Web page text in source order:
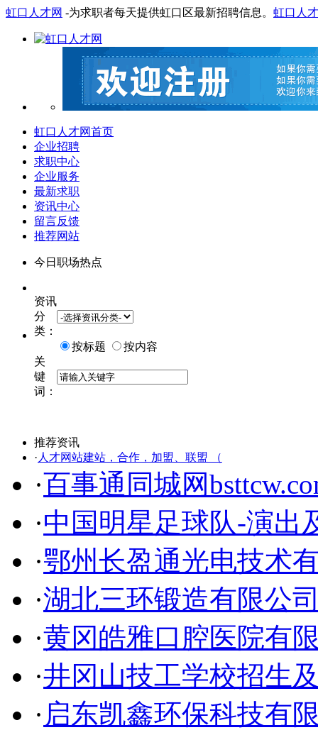
虹口人才网 -为求职者每天提供虹口区最新招聘信息。 虹口人
虹口人才网首页
企业招聘
求职中心
企业服务
最新求职
资讯中心
留言反馈
推荐网站
今日职场热点
资讯
分
类：
按标题
按内容
关
键
词：
推荐资讯
· 人才网站建站，合作，加盟、联盟 （
·百事通同城网
·中国明星足球队-演出
·鄂州长盈通光电技术
·湖北三环锻造有限公
·黄冈皓雅口腔医院有
·井冈山技工学校招生
· 启东凯鑫环保科技有